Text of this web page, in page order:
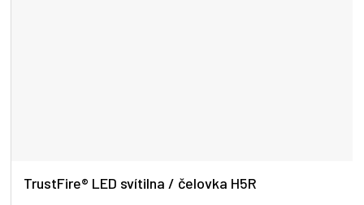
TrustFire® LED svítilna / čelovka H5R